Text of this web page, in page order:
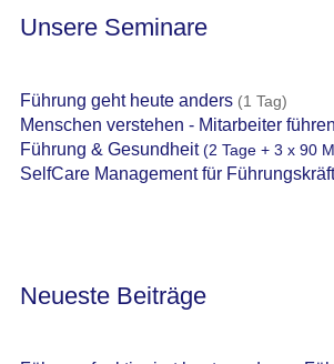
Unsere Seminare
Führung geht heute anders(1 Tag)
Menschen verstehen - Mitarbeiter führen
Führung & Gesundheit(2 Tage + 3 x 90
SelfCare Management für
Neueste Beiträge